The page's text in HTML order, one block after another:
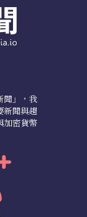
聞」，我
新聞與趨
加密貨幣